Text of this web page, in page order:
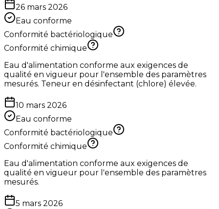
26 mars 2026
Eau conforme
Conformité bactériologique
Conformité chimique
Eau d'alimentation conforme aux exigences de
qualité en vigueur pour l'ensemble des paramètres
mesurés. Teneur en désinfectant (chlore) élevée.
10 mars 2026
Eau conforme
Conformité bactériologique
Conformité chimique
Eau d'alimentation conforme aux exigences de
qualité en vigueur pour l'ensemble des paramètres
mesurés.
5 mars 2026